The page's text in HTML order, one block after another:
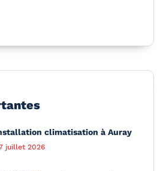
climatisation à Auray
juillet 2026